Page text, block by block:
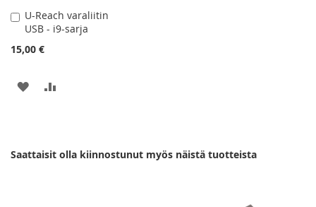
U-Reach varaliitin
USB - i9-sarja
15,00 €
Lisää
ostoskoriin
LISÄÄ
Saattaisit olla kiinnostunut myös näistä tuotteista